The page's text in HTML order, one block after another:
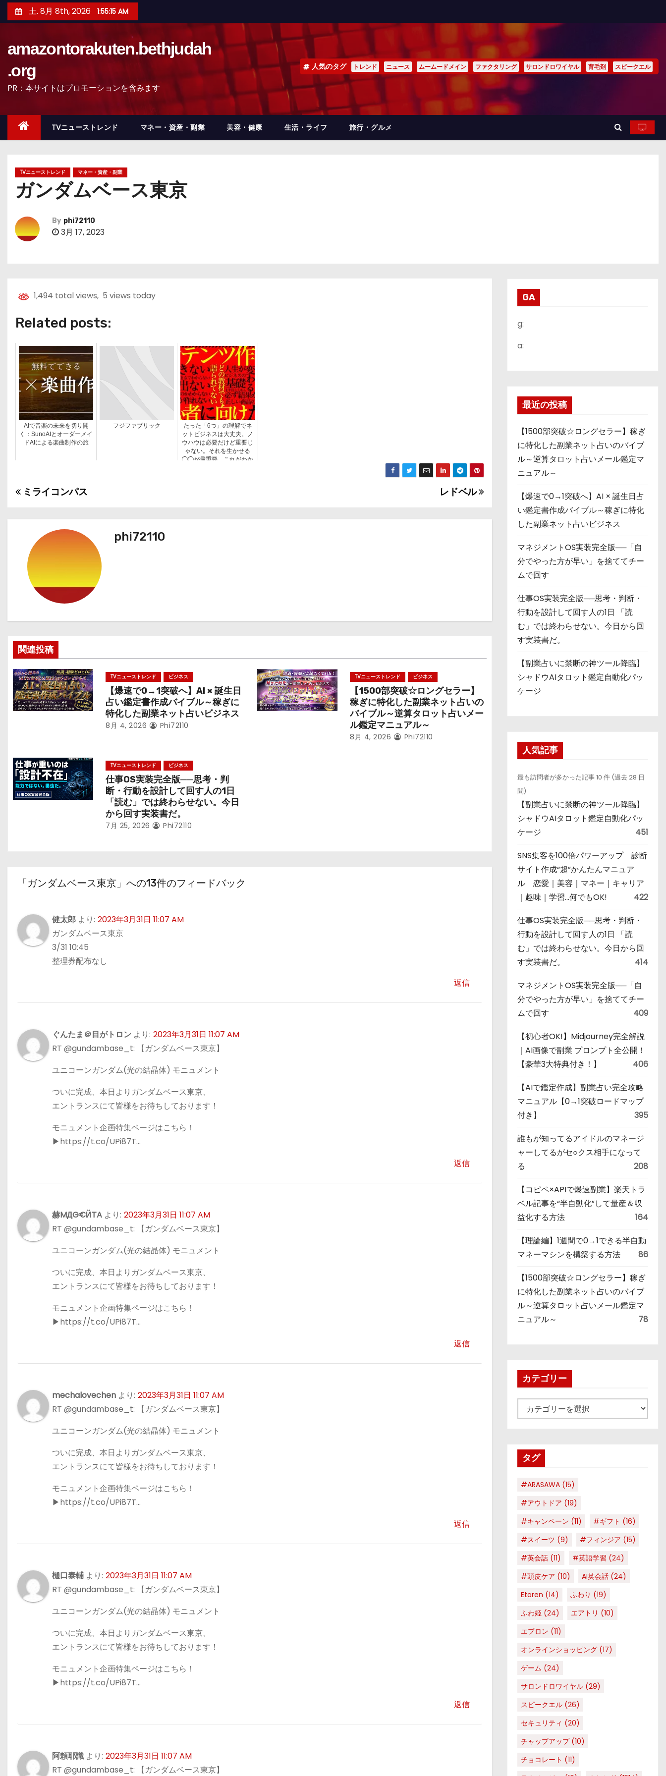
ン
ッ
土. 8月 8th, 2026 1:55:16 AM
amazontorakuten.bethjudah
.org
PR：本サイトはプロモーションを含みます
人気のタグ トレンド ニュース ムームードメイン ファクタリング サロンドロワイヤル 育毛剤 スピークエル
TVニューストレンド マネー・資産・副業 美容・健康 生活・ライフ 旅行・グルメ
TVニューストレンド マネー・資産・副業
ガンダムベース東京
By phi72110
3月 17, 2023
1,494 total views, 5 views today
Related posts:
AIで音楽の未来を切り開
く：SunoAIとオーダーメイ
ドAIによる楽曲制作の旅
フジファブリック
たった「6つ」の理解でネ
ットビジネスは大丈夫。ノ
ウハウは必要だけど重要じ
ゃない。それを生かせる
◯◯が最重要。これがわか
投
稿
ビ
ゲ
シ
ョ
ン
レドベル
ミライコンパス
phi72110
関連投稿
TVニューストレンド ビジネス
【爆速で0→1突破へ】AI × 誕生日
占い鑑定書作成バイブル～稼ぎに
特化した副業ネット占いビジネス
8月 4, 2026 Phi72110
TVニューストレンド ビジネス
【1500部突破☆ロングセラー】
稼ぎに特化した副業ネット占いの
バイブル～逆算タロット占いメー
ル鑑定マニュアル～
8月 4, 2026 Phi72110
TVニューストレンド ビジネス
仕事OS実装完全版──思考・判
断・行動を設計して回す人の1日
「読む」では終わらせない。今日
から回す実装書だ。
7月 25, 2026 Phi72110
「ガンダムベース東京」への13件のフィードバック
健太郎 より: 2023年3月31日 11:07 AM
ガンダムベース東京
3/31 10:45
整理券配布なし
返信
ぐんたま＠目がトロン より: 2023年3月31日 11:07 AM
RT @gundambase_t: 【ガンダムベース東京】
ユニコーンガンダム(光の結晶体) モニュメント
ついに完成、本日よりガンダムベース東京、
エントランスにて皆様をお待ちしております！
モニュメント企画特集ページはこちら！
▶https://t.co/UPi87T…
返信
赫MДG€ЙTA より: 2023年3月31日 11:07 AM
RT @gundambase_t: 【ガンダムベース東京】
ユニコーンガンダム(光の結晶体) モニュメント
ついに完成、本日よりガンダムベース東京、
エントランスにて皆様をお待ちしております！
モニュメント企画特集ページはこちら！
▶https://t.co/UPi87T…
返信
mechalovechen より: 2023年3月31日 11:07 AM
RT @gundambase_t: 【ガンダムベース東京】
ユニコーンガンダム(光の結晶体) モニュメント
ついに完成、本日よりガンダムベース東京、
エントランスにて皆様をお待ちしております！
モニュメント企画特集ページはこちら！
▶https://t.co/UPi87T…
返信
樋口泰輔 より: 2023年3月31日 11:07 AM
RT @gundambase_t: 【ガンダムベース東京】
ユニコーンガンダム(光の結晶体) モニュメント
ついに完成、本日よりガンダムベース東京、
エントランスにて皆様をお待ちしております！
モニュメント企画特集ページはこちら！
▶https://t.co/UPi87T…
返信
阿頼耶識 より: 2023年3月31日 11:07 AM
RT @gundambase_t: 【ガンダムベース東京】
GA
g:
a:
最近の投稿
【1500部突破☆ロングセラー】稼ぎ
に特化した副業ネット占いのバイブ
ル～逆算タロット占いメール鑑定マ
ニュアル～
【爆速で0→1突破へ】AI × 誕生日占
い鑑定書作成バイブル～稼ぎに特化
した副業ネット占いビジネス
マネジメントOS実装完全版──「自
分でやった方が早い」を捨ててチー
ムで回す
仕事OS実装完全版──思考・判断・
行動を設計して回す人の1日 「読
む」では終わらせない。今日から回
す実装書だ。
【副業占いに禁断の神ツール降臨】
シャドウAIタロット鑑定自動化パッ
ケージ
人気記事
最も訪問者が多かった記事 10 件 (過去 28 日
間)
【副業占いに禁断の神ツール降臨】
シャドウAIタロット鑑定自動化パッ
ケージ
451
SNS集客を100倍パワーアップ 診断
サイト作成“超”かんたんマニュア
ル 恋愛｜美容｜マネー｜キャリア
｜趣味｜学習…何でもOK!
422
仕事OS実装完全版──思考・判断・
行動を設計して回す人の1日 「読
む」では終わらせない。今日から回
す実装書だ。
414
マネジメントOS実装完全版──「自
分でやった方が早い」を捨ててチー
ムで回す
409
【初心者OK!】Midjourney完全解説
｜AI画像で副業 プロンプト全公開！
【豪華3大特典付き！】
406
【AIで鑑定作成】副業占い完全攻略
マニュアル【0→1突破ロードマップ
付き】
395
誰もが知ってるアイドルのマネージ
ャーしてるがセ○クス相手になって
る
208
【コピペ×APIで爆速副業】楽天トラ
ベル記事を“半自動化”して量産＆収
益化する方法
164
【理論編】1週間で0→1できる半自動
マネーマシンを構築する方法
86
【1500部突破☆ロングセラー】稼ぎ
に特化した副業ネット占いのバイブ
ル～逆算タロット占いメール鑑定マ
ニュアル～
78
カテゴリー
テ
ータグ
#ARASAWA (15)
#アウトドア (19)
#キャンペーン (11) #ギフト (16)
#スイーツ (9) #フィンジア (15)
#英会話 (11) #英語学習 (24)
#頭皮ケア (10) AI英会話 (24)
Etoren (14) ふわり (19)
ふわ姫 (24) エアトリ (10)
エプロン (11)
オンラインショッピング (17)
ゲーム (24)
サロンドロワイヤル (29)
スピークエル (26)
セキュリティ (20)
チャップアップ(10)
チョコレート (11)